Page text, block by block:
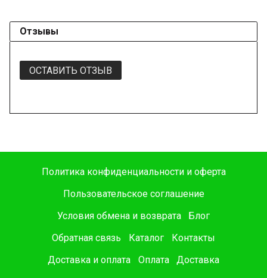
Отзывы
ОСТАВИТЬ ОТЗЫВ
Политика конфиденциальности и оферта
Пользовательское соглашение
Условия обмена и возврата
Блог
Обратная связь
Каталог
Контакты
Доставка и оплата
Оплата Доставка